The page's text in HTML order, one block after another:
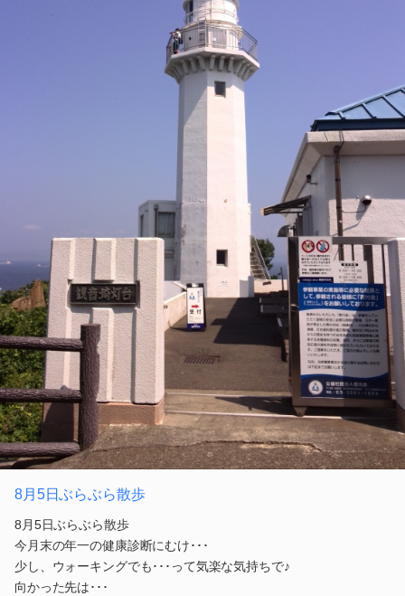
8月5日ぶらぶら散歩
8月5日ぶらぶら散歩
今月末の年一の健康診断にむけ･･･
少し、ウォーキングでも･･･って気楽な気持ちで♪
向かった先は･･･